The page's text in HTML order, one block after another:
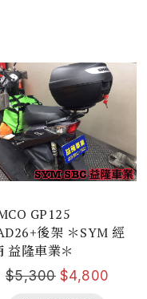
GP125
後架 ＊SYM 經
益隆車業＊
$5,300 $4,800